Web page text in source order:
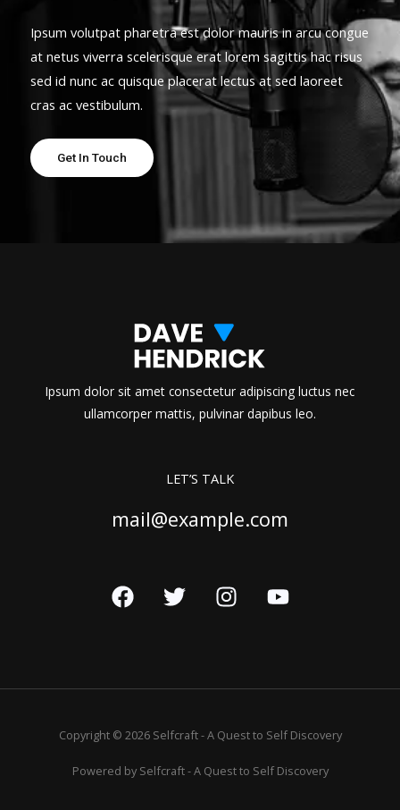
Ipsum volutpat pharetra est dolor mauris in arcu congue
at netus viverra scelerisque erat lorem sagittis hac risus
sed id nunc ac quisque placerat lectus at sed laoreet
cras ac vestibulum.
Get In Touch
Ipsum dolor sit amet consectetur adipiscing luctus nec
ullamcorper mattis, pulvinar dapibus leo.
LET’S TALK
mail@example.com
Copyright © 2026 Selfcraft - A Quest to Self Discovery
Powered by Selfcraft - A Quest to Self Discovery